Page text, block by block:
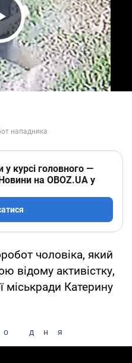
Video
курсі головного —
на OBOZ.UA у
чоловіка, який
відому активістку,
міськради Катерину
дня